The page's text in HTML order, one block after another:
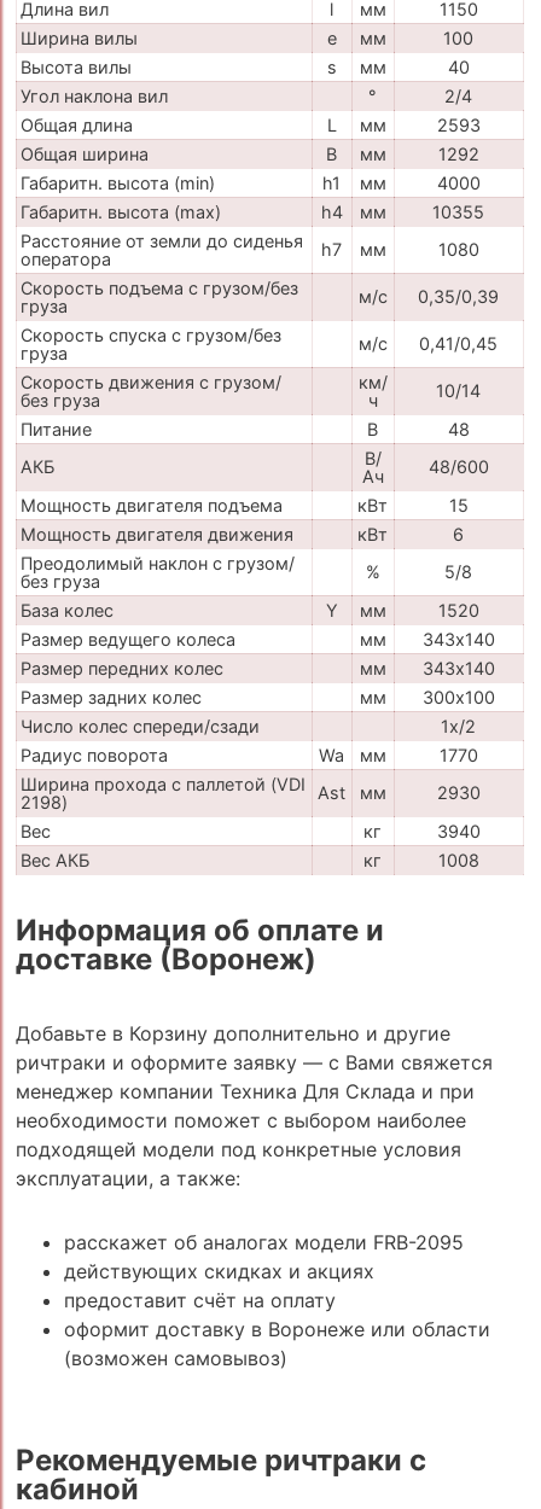
Длина вил l мм
1150
Ширина вилы
e мм
100
Высота вилы
s мм
40
Угол наклона вил
°
2/4
Общая длина
L мм
2593
Общая ширина
B мм
1292
Габаритн. высота (min)
h1 мм
4000
Габаритн. высота (max)
h4 мм
10355
Расстояние от земли до сиденья
оператора
h7 мм
1080
Скорость подъема с грузом/без
груза
м/с
0,35/0,39
Скорость спуска с грузом/без
груза
м/с
0,41/0,45
Скорость движения с грузом/
без груза
км/
ч
10/14
Питание
В
48
АКБ
В/
Ач
48/600
Мощность двигателя подъема
кВт
15
Мощность двигателя движения
кВт
6
Преодолимый наклон с грузом/
без груза
%
5/8
База колес
Y мм
1520
Размер ведущего колеса
мм
343х140
Размер передних колес
мм
343х140
Размер задних колес
мм
300х100
Число колес спереди/сзади
1х/2
Радиус поворота
Wa мм
1770
Ширина прохода с паллетой (VDI
2198)
Ast мм
2930
Вес
кг
3940
Вес АКБ
кг 1008
Информация об оплате и
доставке (Воронеж)
Добавьте в Корзину дополнительно и другие
ричтраки и оформите заявку — с Вами свяжется
менеджер компании Техника Для Склада и при
необходимости поможет с выбором наиболее
подходящей модели под конкретные условия
эксплуатации, а также:
расскажет об аналогах модели FRB-2095
действующих скидках и акциях
предоставит счёт на оплату
оформит доставку в Воронеже или области
(возможен самовывоз)
Рекомендуемые ричтраки с
кабиной